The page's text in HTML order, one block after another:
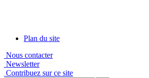
Plan du site
Nous contacter
Newsletter
Contribuez sur ce site